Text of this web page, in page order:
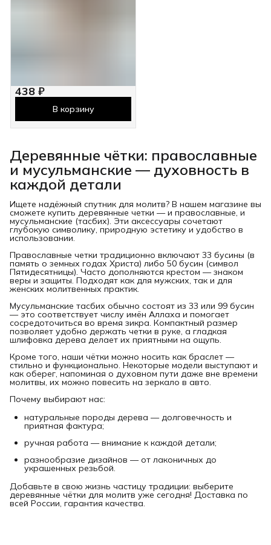
438 ₽
В корзину
Деревянные чётки: православные
и мусульманские — духовность в
каждой детали
Ищете надёжный спутник для молитв? В нашем магазине вы
сможете купить деревянные четки — и православные, и
мусульманские (тасбих). Эти аксессуары сочетают
глубокую символику, природную эстетику и удобство в
использовании.
Православные четки традиционно включают 33 бусины (в
память о земных годах Христа) либо 50 бусин (символ
Пятидесятницы). Часто дополняются крестом — знаком
веры и защиты. Подходят как для мужских, так и для
женских молитвенных практик.
Мусульманские тасбих обычно состоят из 33 или 99 бусин
— это соответствует числу имён Аллаха и помогает
сосредоточиться во время зикра. Компактный размер
позволяет удобно держать четки в руке, а гладкая
шлифовка дерева делает их приятными на ощупь.
Кроме того, наши чётки можно носить как браслет —
стильно и функционально. Некоторые модели выступают и
как оберег, напоминая о духовном пути даже вне времени
молитвы, их можно повесить на зеркало в авто.
Почему выбирают нас:
натуральные породы дерева — долговечность и
приятная фактура;
ручная работа — внимание к каждой детали;
разнообразие дизайнов — от лаконичных до
украшенных резьбой.
Добавьте в свою жизнь частицу традиции: выберите
деревянные чётки для молитв уже сегодня! Доставка по
всей России, гарантия качества.